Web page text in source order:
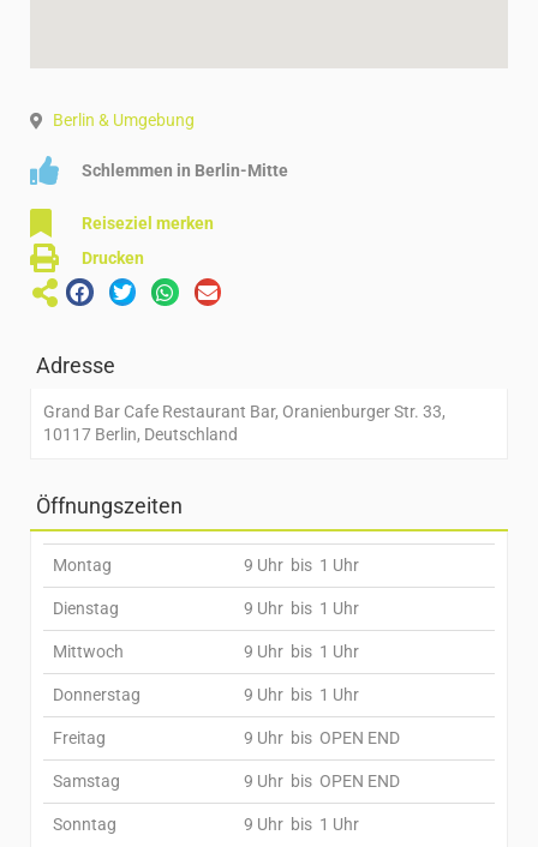
Berlin & Umgebung
Schlemmen in Berlin-Mitte
Reiseziel merken
Drucken
Adresse
Grand Bar Cafe Restaurant Bar, Oranienburger Str. 33,
10117 Berlin, Deutschland
Öffnungszeiten
Montag 9 Uhr bis 1 Uhr
Dienstag 9 Uhr bis 1 Uhr
Mittwoch 9 Uhr bis 1 Uhr
Donnerstag 9 Uhr bis 1 Uhr
Freitag 9 Uhr bis OPEN END
Samstag 9 Uhr bis OPEN END
Sonntag 9 Uhr bis 1 Uhr